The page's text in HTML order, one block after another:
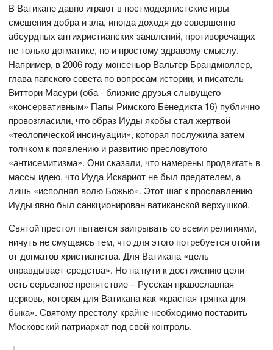
В Ватикане давно играют в постмодернистские игры
смешения добра и зла, иногда доходя до совершенно
абсурдных антихристианских заявлений, противоречащих
не только догматике, но и простому здравому смыслу.
Например, в 2006 году монсеньор Вальтер Брандмюллер,
глава папского совета по вопросам истории, и писатель
Виттори Масури (оба - близкие друзья слывущего
«консервативным» Папы Римского Бенедикта 16) публично
провозгласили, что образ Иуды якобы стал жертвой
«теологической инсинуации», которая послужила затем
толчком к появлению и развитию пресловутого
«антисемитизма». Они сказали, что намерены продвигать в
массы идею, что Иуда Искариот не был предателем, а
лишь «исполнял волю Божью». Этот шаг к прославлению
Иуды явно был санкционирован ватиканской верхушкой.
Святой престол пытается заигрывать со всеми религиями,
ничуть не смущаясь тем, что для этого потребуется отойти
от догматов христианства. Для Ватикана «цель
оправдывает средства». Но на пути к достижению цели
есть серьезное препятствие – Русская православная
церковь, которая для Ватикана как «красная тряпка для
быка». Святому престолу крайне необходимо поставить
Московский патриархат под свой контроль.